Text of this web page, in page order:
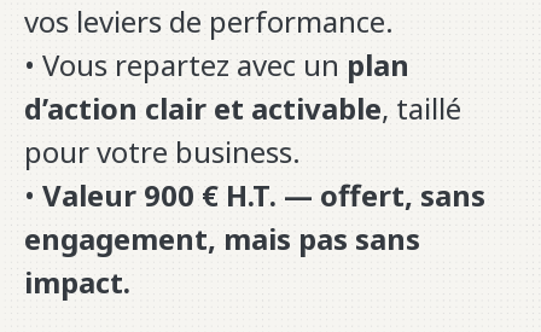
vos leviers de performance.
• Vous repartez avec unplan
d’action clair et activable, taillé
pour votre business.
• Valeur 900 € H.T. — offert, sans
engagement, mais pas sans
impact.